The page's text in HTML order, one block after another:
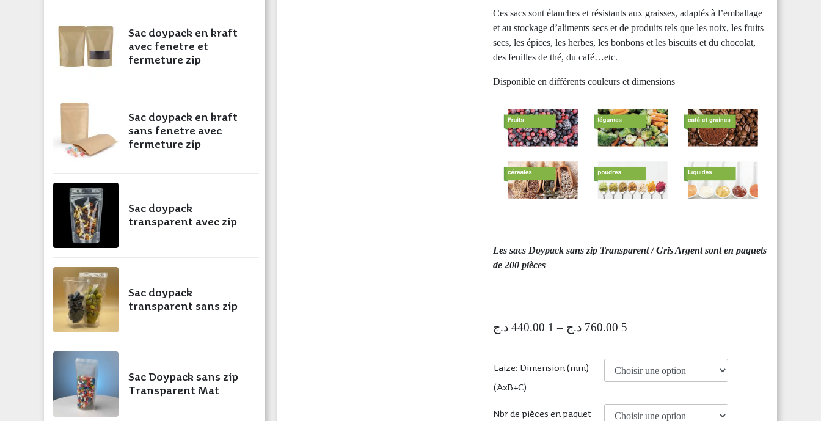
Sac doypack en kraft
avec fenetre et
fermeture zip
Sac doypack en kraft
sans fenetre avec
fermeture zip
Sac doypack
transparent avec zip
Sac doypack
transparent sans zip
Sac Doypack sans zip
Transparent Mat
Ces sacs sont étanches et résistants aux graisses, adaptés à l’emballage
et au stockage d’aliments secs et de produits tels que les noix, les fruits
secs, les épices, les herbes, les bonbons et les biscuits et du chocolat,
des feuilles de thé, du café…etc.
Disponible en différents couleurs et dimensions
Les sacs Doypack sans zip Transparent / Gris Argent sont en paquets
de 200 pièces
1 440.00 د.ج – 5 760.00 د.ج
Laize: Dimension (mm)
(AxB+C)
Nbr de pièces en paquet